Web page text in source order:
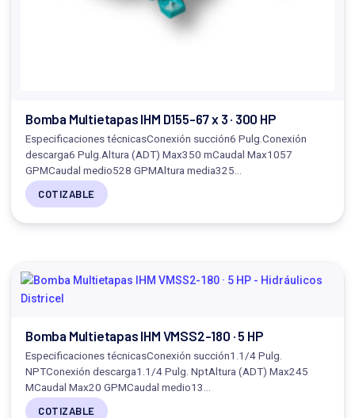
Bomba Multietapas IHM D155-67 x 3 · 300 HP
Especificaciones técnicasConexión succión6 Pulg.Conexión
descarga6 Pulg.Altura (ADT) Max350 mCaudal Max1057
GPMCaudal medio528 GPMAltura media325…
COTIZABLE
Bomba Multietapas IHM VMSS2-180 · 5 HP
Especificaciones técnicasConexión succión1.1/4 Pulg.
NPTConexión descarga1.1/4 Pulg. NptAltura (ADT) Max245
MCaudal Max20 GPMCaudal medio13…
COTIZABLE